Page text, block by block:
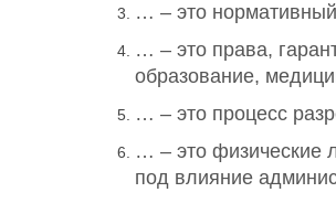
… – это нормативный
… – это права,
образование,
… – это процесс
… – это физические
под влияние